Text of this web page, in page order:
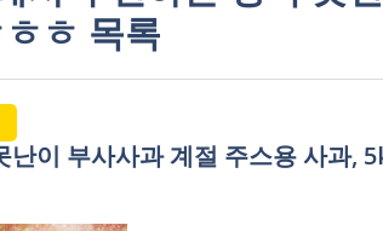
ㅎ 목록
난이 부사사과 계절 주스용 사과,